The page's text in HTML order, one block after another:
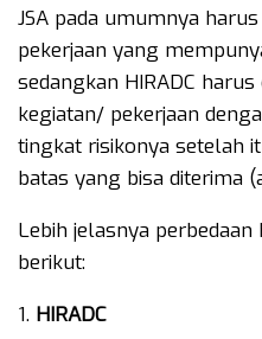
JSA pada umumnya
pekerjaan yang
sedangkan HIRADC
kegiatan/ pekerjaan
tingkat risikonya setelah
batas yang bisa diterima
Lebih jelasnya perbedaan
berikut:
HIRADC